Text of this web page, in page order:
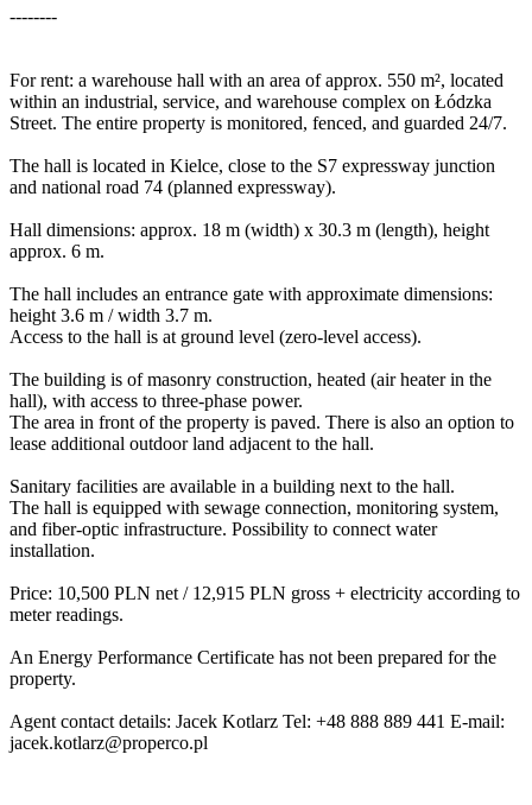
--------
For rent: a warehouse hall with an area of approx. 550 m², located
within an industrial, service, and warehouse complex on Łódzka
Street. The entire property is monitored, fenced, and guarded 24/7.
The hall is located in Kielce, close to the S7 expressway junction
and national road 74 (planned expressway).
Hall dimensions: approx. 18 m (width) x 30.3 m (length), height
approx. 6 m.
The hall includes an entrance gate with approximate dimensions:
height 3.6 m / width 3.7 m.
Access to the hall is at ground level (zero-level access).
The building is of masonry construction, heated (air heater in the
hall), with access to three-phase power.
The area in front of the property is paved. There is also an option to
lease additional outdoor land adjacent to the hall.
Sanitary facilities are available in a building next to the hall.
The hall is equipped with sewage connection, monitoring system,
and fiber-optic infrastructure. Possibility to connect water
installation.
Price: 10,500 PLN net / 12,915 PLN gross + electricity according to
meter readings.
An Energy Performance Certificate has not been prepared for the
property.
Agent contact details: Jacek Kotlarz Tel: +48 888 889 441 E-mail:
jacek.kotlarz@properco.pl